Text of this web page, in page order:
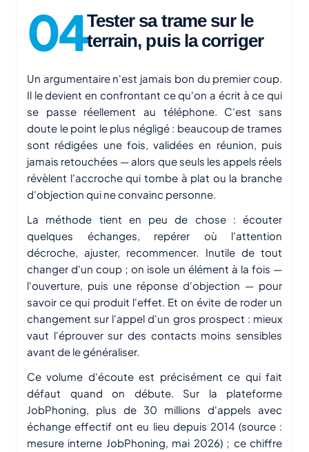
Tester sa trame sur le
terrain, puis la corriger
Un argumentaire n'est jamais bon du premier coup.
Il le devient en confrontant ce qu'on a écrit à ce qui
se passe réellement au téléphone. C'est sans
doute le point le plus négligé : beaucoup de trames
sont rédigées une fois, validées en réunion, puis
jamais retouchées — alors que seuls les appels réels
révèlent l'accroche qui tombe à plat ou la branche
d'objection qui ne convainc personne.
La méthode tient en peu de chose : écouter
quelques échanges, repérer où l'attention
décroche, ajuster, recommencer. Inutile de tout
changer d'un coup ; on isole un élément à la fois —
l'ouverture, puis une réponse d'objection — pour
savoir ce qui produit l'effet. Et on évite de roder un
changement sur l'appel d'un gros prospect : mieux
vaut l'éprouver sur des contacts moins sensibles
avant de le généraliser.
Ce volume d'écoute est précisément ce qui fait
défaut quand on débute. Sur la plateforme
JobPhoning, plus de 30 millions d'appels avec
échange effectif ont eu lieu depuis 2014 (source :
mesure interne JobPhoning, mai 2026) ; ce chiffre